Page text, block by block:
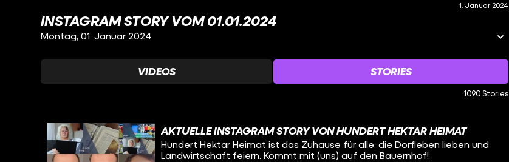
1. Januar 2024
INSTAGRAM STORY VOM 01.01.2024
Montag, 01. Januar 2024
VIDEOS STORIES
1090 Stories
AKTUELLE INSTAGRAM STORY VON HUNDERT HEKTAR HEIMAT
Hundert Hektar Heimat ist das Zuhause für alle, die Dorfleben lieben und
Landwirtschaft feiern. Kommt mit (uns) auf den Bauernhof!